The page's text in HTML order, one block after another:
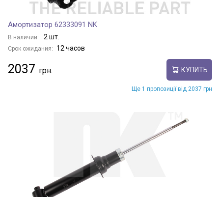
Амортизатор 62333091 NK
В наличии: 2 шт.
Срок ожидания: 12 часов
2037 КУПИТЬ
Ще 1 пропозиції від 2037 грн